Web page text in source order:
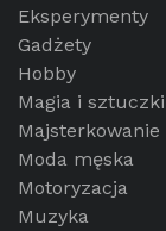
Eksperymenty
Gadżety
Hobby
Magia i sztuczki
Majsterkowanie
Moda męska
Motoryzacja
Muzyka